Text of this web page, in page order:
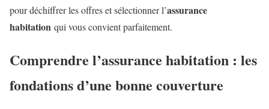
pour déchiffrer les offres et sélectionner l’assurance
habitation qui vous convient parfaitement.
Comprendre l’assurance habitation : les
fondations d’une bonne couverture